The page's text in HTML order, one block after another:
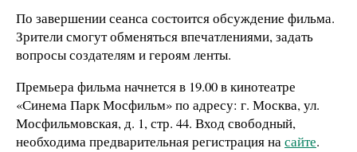
По завершении сеанса состоится обсуждение фильма.
Зрители смогут обменяться впечатлениями, задать
вопросы создателям и героям ленты.
Премьера фильма начнется в 19.00 в кинотеатре
«Синема Парк Мосфильм» по адресу: г. Москва, ул.
Мосфильмовская, д. 1, стр. 44. Вход свободный,
необходима предварительная регистрация насайте.